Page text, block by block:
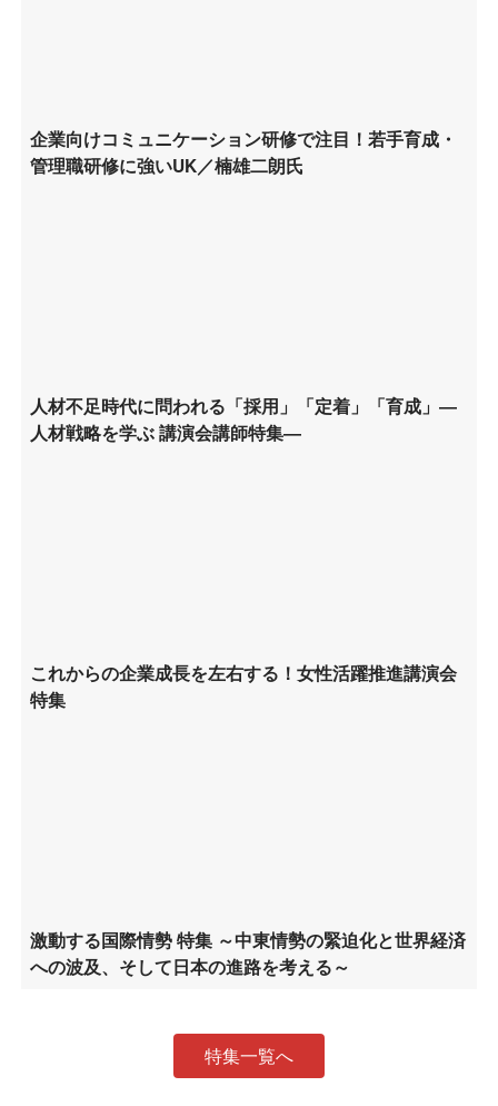
企業向けコミュニケーション研修で注目！若手育成・
管理職研修に強いUK／楠雄二朗氏
人材不足時代に問われる「採用」「定着」「育成」―
人材戦略を学ぶ 講演会講師特集―
これからの企業成長を左右する！女性活躍推進講演会
特集
激動する国際情勢 特集 ～中東情勢の緊迫化と世界経済
への波及、そして日本の進路を考える～
特集一覧へ